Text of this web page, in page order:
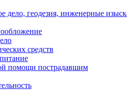
дело, геодезия, инженерные
средств
помощи пострадавшим